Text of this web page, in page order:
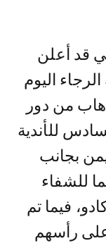
قد أعلن
اليوم
من دور
للأندية
بجانب
للشفاء
فيما تم
رأسهم